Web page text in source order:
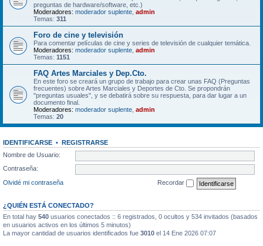
preguntas de hardware/software, etc.)
Moderadores: moderador suplente admin
Temas: 311
Foro de cine y televisión
Para comentar películas de cine y series de televisión de cualquier temática.
Moderadores: moderador suplente admin
Temas: 1151
FAQ Artes Marciales y Dep.Cto.
En este foro se creará un grupo de trabajo para crear unas FAQ (Preguntas
frecuentes) sobre Artes Marciales y Deportes de Cto. Se propondrán
"preguntas usuales", y se debatirá sobre su respuesta, para dar lugar a un
documento final.
Moderadores: moderador suplente admin
Temas: 20
IDENTIFICARSE • REGISTRARSE
Nombre de Usuario:
Contraseña:
Olvidé mi contraseña
Recordar
¿QUIÉN ESTÁ CONECTADO?
En total hay 540 usuarios conectados :: 6 registrados, 0 ocultos y 534 invitados (basados
en usuarios activos en los últimos 5 minutos)
La mayor cantidad de usuarios identificados fue 3010 el 14 Ene 2026 07:07